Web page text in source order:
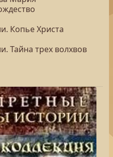
Копье Христа
Тайна трех волхвов